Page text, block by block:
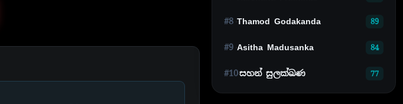
#8 Thamod Godakanda 89
#9 Asitha Madusanka 84
#10සහන් සුලක්ඛණ 77